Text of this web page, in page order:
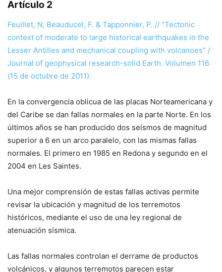
Artículo 2
Feuillet, N; Beauducel, F. & Tapponnier, P. // “Tectonic
context of moderate to large historical earthquakes in the
Lesser Antilles and mechanical coupling with volcanoes” /
Journal of geophysical research-solid Earth. Volumen 116
(15 de octubre de 2011).
En la convergencia oblicua de las placas Norteamericana y
del Caribe se dan fallas normales en la parte Norte. En los
últimos años se han producido dos seísmos de magnitud
superior a 6 en un arco paralelo, con las mismas fallas
normales. El primero en 1985 en Redona y segundo en el
2004 en Les Saintes.
Una mejor comprensión de estas fallas activas permite
revisar la ubicación y magnitud de los terremotos
históricos, mediante el uso de una ley regional de
atenuación sísmica.
Las fallas normales controlan el derrame de productos
volcánicos, y algunos terremotos parecen estar